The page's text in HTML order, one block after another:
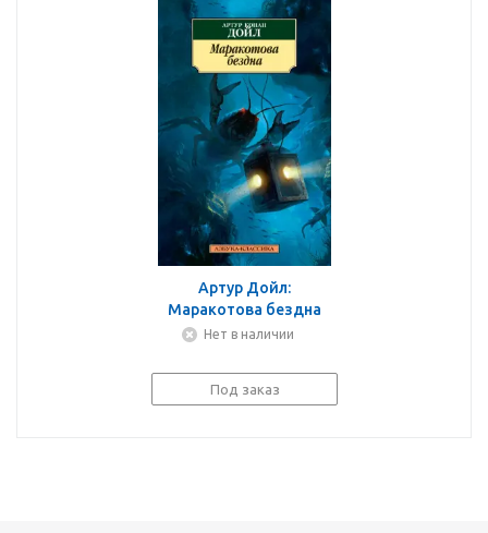
Артур Дойл:
Маракотова бездна
Нет в наличии
Под заказ